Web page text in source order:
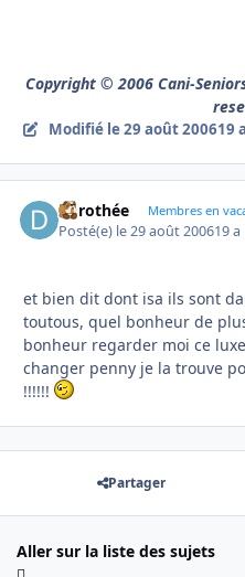
Copyright © 2006 Cani-
Modifié le 29 août 200619 a
dorothée Membres en
Posté(e) le 29 août 200619 a
et bien dit dont isa ils sont
toutous, quel bonheur de
bonheur regarder moi ce
changer penny je la trouve
!!!!!!
Partager
Aller sur la liste des sujets